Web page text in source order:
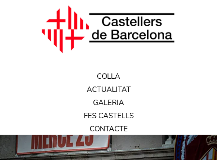
COLLA
ACTUALITAT
GALERIA
FES CASTELLS
CONTACTE